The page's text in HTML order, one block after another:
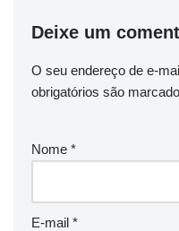
Deixe um
O seu endereço de e-
obrigatórios são
Nome *
E-mail *